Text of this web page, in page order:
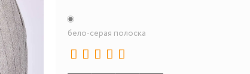
бело-серая полоска